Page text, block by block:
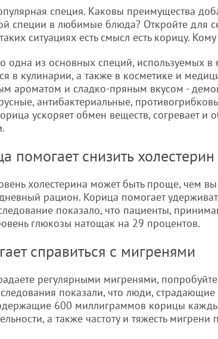
специя. Каковы преимущества
специи в любимые блюда? Откройте для
ситуациях есть смысл есть корицу.
одна из основных специй, используемых
в кулинарии, а также в косметике и
ароматом и сладко-пряным вкусом -
антибактериальные,
ускоряет обмен веществ, согревает и
помогает снизить холестерин
холестерина может быть проще, чем
рацион. Корица помогает
показало, что пациенты,
глюкозы натощак на 29 процентов.
справиться с мигренями
регулярными мигренями,
показали, что люди,
600 миллиграммов корицы
а также частоту и тяжесть